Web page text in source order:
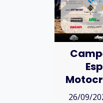
26/09/